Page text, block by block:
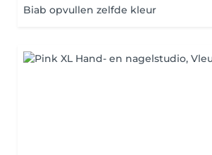
Biab opvullen zelfde kleur